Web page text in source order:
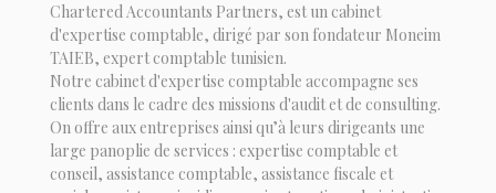
Chartered Accountants Partners, est un cabinet
d'expertise comptable, dirigé par son fondateur Moneim
TAIEB, expert comptable tunisien.
Notre cabinet d'expertise comptable accompagne ses
clients dans le cadre des missions d'audit et de consulting.
On offre aux entreprises ainsi qu’à leurs dirigeants une
large panoplie de services : expertise comptable et
conseil, assistance comptable, assistance fiscale et